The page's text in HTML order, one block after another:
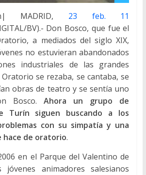
MADRID, 23 feb. 11
BV).- Don Bosco, que fue el
a mediados del siglo XIX,
no estuvieran abandonados
industriales de las grandes
Oratorio se rezaba, se cantaba, se
obras de teatro y se sentía uno
Bosco.Ahora un grupo de
Turín siguen buscando a los
con su simpatía y una
de oratorio.
en el Parque del Valentino de
jóvenes animadores salesianos